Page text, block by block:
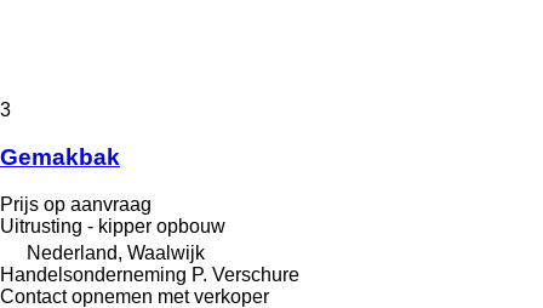
3
Gemakbak
Prijs op aanvraag
Uitrusting - kipper opbouw
Nederland, Waalwijk
Handelsonderneming P. Verschure
Contact opnemen met verkoper